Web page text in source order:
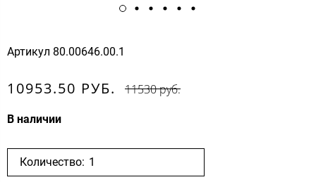
Артикул 80.00646.00.1
10953.50 РУБ. 11530 руб.
В наличии
Количество: